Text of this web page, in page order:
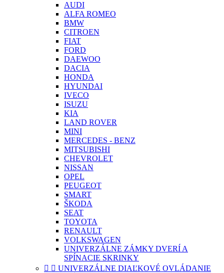
AUDI
ALFA ROMEO
BMW
CITROEN
FIAT
FORD
DAEWOO
DACIA
HONDA
HYUNDAI
IVECO
ISUZU
KIA
LAND ROVER
MINI
MERCEDES - BENZ
MITSUBISHI
CHEVROLET
NISSAN
OPEL
PEUGEOT
SMART
ŠKODA
SEAT
TOYOTA
RENAULT
VOLKSWAGEN
UNIVERZÁLNE ZÁMKY DVERÍ A
SPÍNACIE SKRINKY
  UNIVERZÁLNE DIAĽKOVÉ OVLÁDANIE